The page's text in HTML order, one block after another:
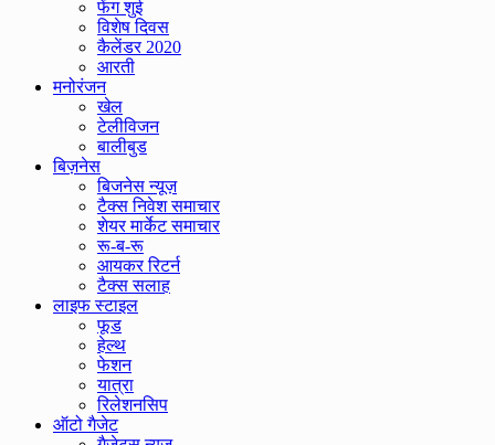
फेंग शुई
विशेष दिवस
कैलेंडर 2020
आरती
मनोरंजन
खेल
टेलीविजन
बालीबुड
बिज़नेस
बिजनेस न्यूज़
टैक्स निवेश समाचार
शेयर मार्केट समाचार
रू-ब-रू
आयकर रिटर्न
टैक्स सलाह
लाइफ स्टाइल
फूड
हेल्थ
फेशन
यात्रा
रिलेशनसिप
ऑटो गैजेट